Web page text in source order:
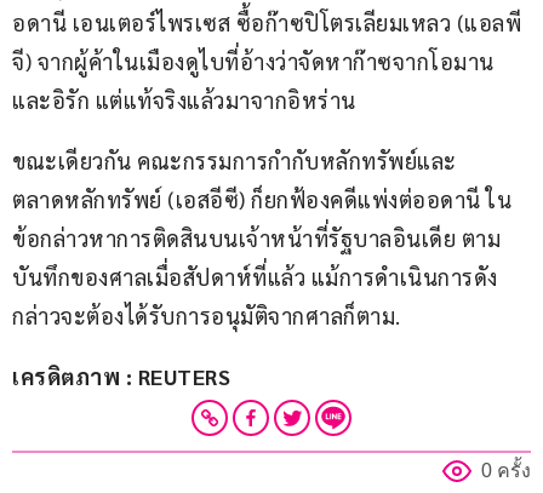
อดานี เอนเตอร์ไพรเซส ซื้อก๊าซปิโตรเลียมเหลว (แอลพี
จี) จากผู้ค้าในเมืองดูไบที่อ้างว่าจัดหาก๊าซจากโอมาน
และอิรัก แต่แท้จริงแล้วมาจากอิหร่าน
ขณะเดียวกัน คณะกรรมการกำกับหลักทรัพย์และ
ตลาดหลักทรัพย์ (เอสอีซี) ก็ยกฟ้องคดีแพ่งต่ออดานี ใน
ข้อกล่าวหาการติดสินบนเจ้าหน้าที่รัฐบาลอินเดีย ตาม
บันทึกของศาลเมื่อสัปดาห์ที่แล้ว แม้การดำเนินการดัง
กล่าวจะต้องได้รับการอนุมัติจากศาลก็ตาม.
เครดิตภาพ : REUTERS
0 ครั้ง